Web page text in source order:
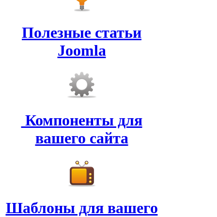
Полезные статьи
Joomla
Компоненты для
вашего сайта
Шаблоны для вашего